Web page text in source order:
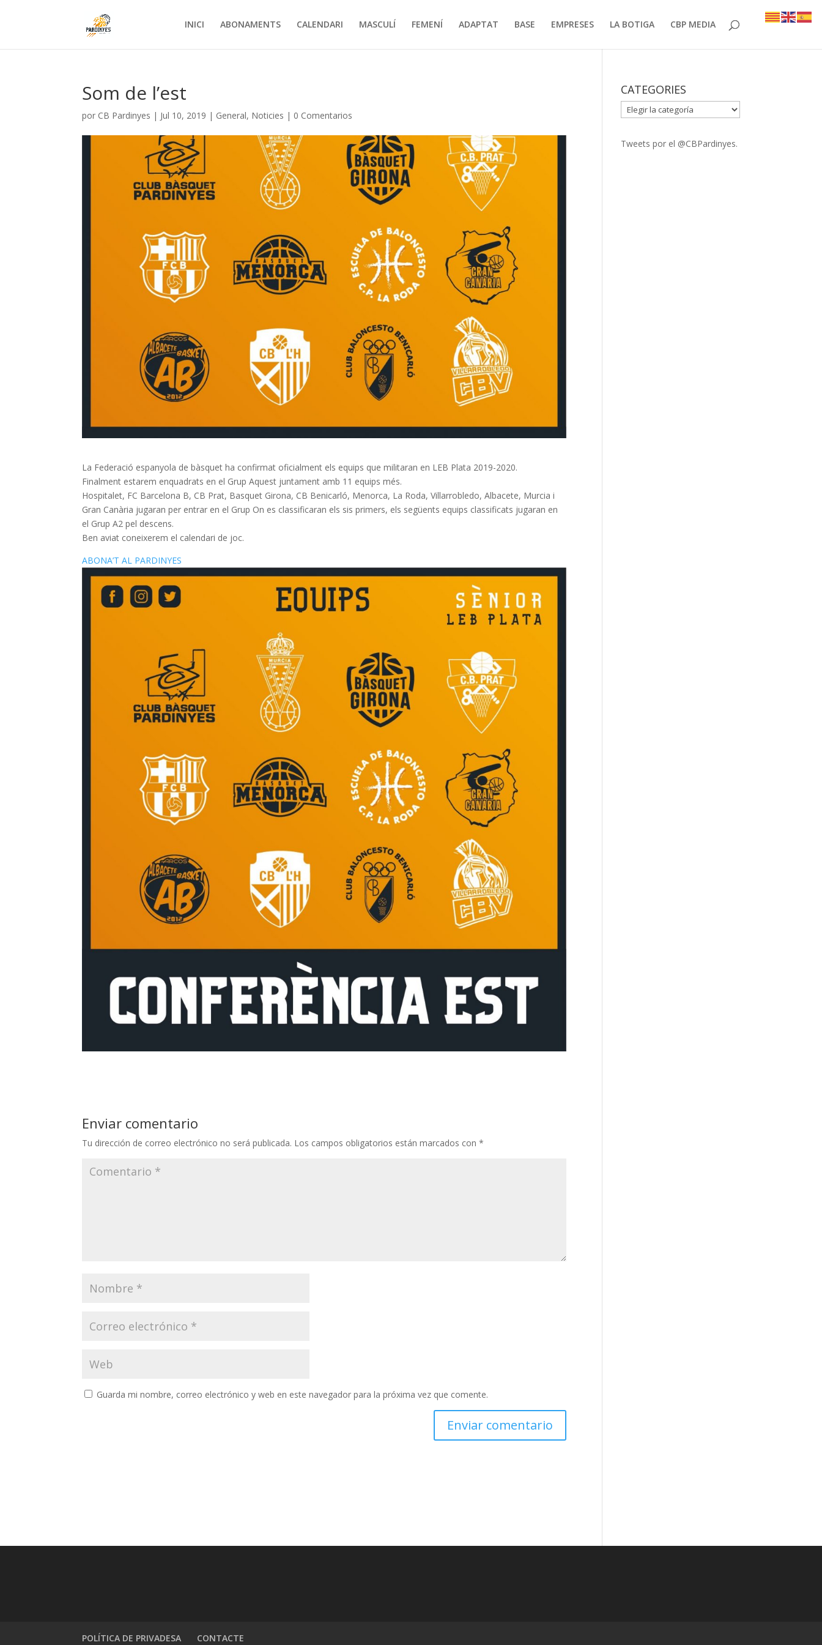
INICI ABONAMENTS CALENDARI MASCULÍ FEMENÍ ADAPTAT BASE EMPRESES LA BOTIGA CBP MEDIA
Som de l’est
por CB Pardinyes | Jul 10, 2019 | General, Noticies | 0 Comentarios
La Federació espanyola de bàsquet ha confirmat oficialment els equips que militaran en LEB Plata 2019-2020.
Finalment estarem enquadrats en el Grup Aquest juntament amb 11 equips més.
Hospitalet, FC Barcelona B, CB Prat, Basquet Girona, CB Benicarló, Menorca, La Roda, Villarrobledo, Albacete, Murcia i
Gran Canària jugaran per entrar en el Grup On es classificaran els sis primers, els següents equips classificats jugaran en
el Grup A2 pel descens.
Ben aviat coneixerem el calendari de joc.
ABONA’T AL PARDINYES
Enviar comentario
Tu dirección de correo electrónico no será publicada. Los campos obligatorios están marcados con*
Guarda mi nombre, correo electrónico y web en este navegador para la próxima vez que comente.
CATEGORIES
CATEGORIES
Tweets por el @CBPardinyes.
POLÍTICA DE PRIVADESA CONTACTE